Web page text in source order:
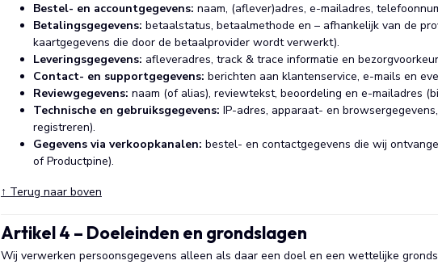
Bestel- en accountgegevens: naam, (aflever)adres, e-mailadres,
Betalingsgegevens: betaalstatus, betaalmethode en – afhankelijk van de
kaartgegevens die door de betaalprovider wordt verwerkt).
Leveringsgegevens: afleveradres, track & trace informatie en
Contact- en supportgegevens: berichten aan klantenservice, e-mails en
Reviewgegevens: naam (of alias), reviewtekst, beoordeling en e-mailadres
Technische en gebruiksgegevens: IP-adres, apparaat- en
registreren).
Gegevens via verkoopkanalen: bestel- en contactgegevens die wij
of Productpine).
↑ Terug naar boven
Artikel 4 – Doeleinden en grondslagen
Wij verwerken persoonsgegevens alleen als daar een doel en een wettelijke